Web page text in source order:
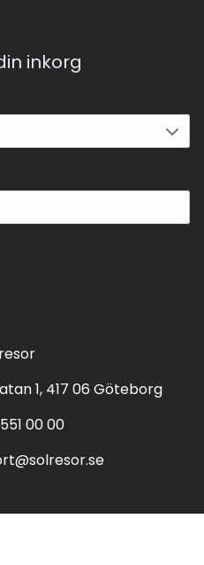
inkorg
1, 417 06 Göteborg
00 00